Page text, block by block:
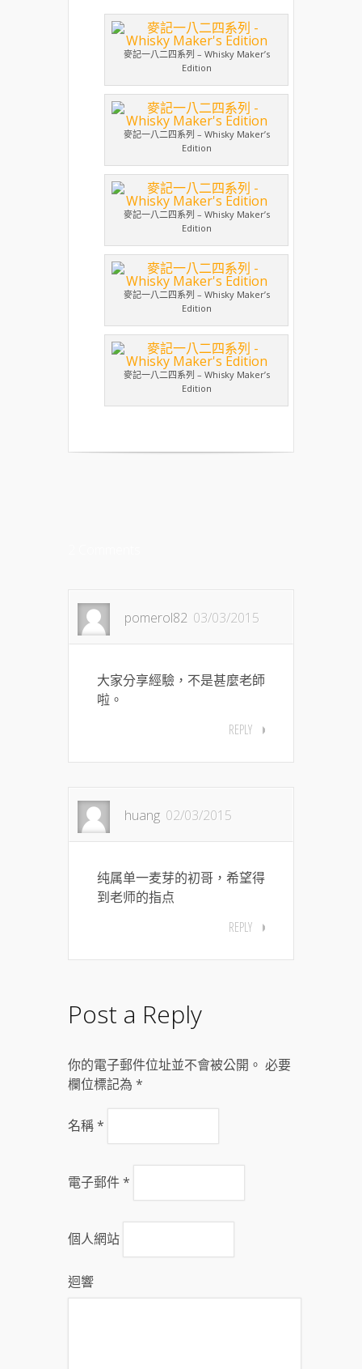
麥記一八二四系列 – Whisky Maker’s
Edition
麥記一八二四系列 – Whisky Maker’s
Edition
麥記一八二四系列 – Whisky Maker’s
Edition
麥記一八二四系列 – Whisky Maker’s
Edition
麥記一八二四系列 – Whisky Maker’s
Edition
pomerol82 03/03/2015
大家分享經驗，不是甚麼老師
啦。
REPLY
huang 02/03/2015
纯属单一麦芽的初哥，希望得
到老师的指点
REPLY
Post a Reply
你的電子郵件位址並不會被公開。 必要
欄位標記為 *
名稱*
電子郵件*
個人網站
迴響